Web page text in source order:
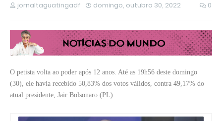
jornaltaguatingadf domingo, outubro 30, 2022 0
O petista volta ao poder após 12 anos. Até as 19h56 deste domingo
(30), ele havia recebido 50,83% dos votos válidos, contra 49,17% do
atual presidente, Jair Bolsonaro (PL)